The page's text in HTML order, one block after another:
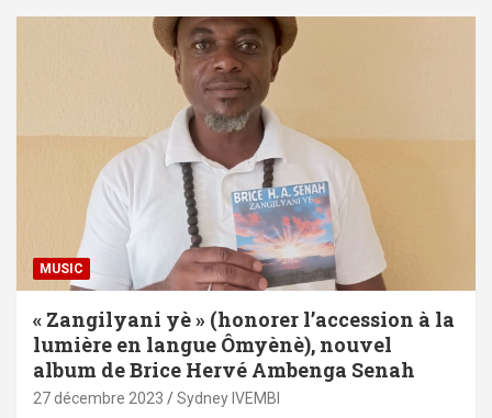
MUSIC
« Zangilyani yè » (honorer l’accession à la
lumière en langue Ômyènè), nouvel
album de Brice Hervé Ambenga Senah
27 décembre 2023 Sydney IVEMBI